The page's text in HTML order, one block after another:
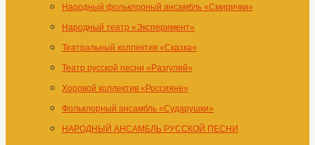
Народный фольклорный ансамбль «Смирички»
Народный театр «Эксперимент»
Театральный коллектив «Сказка»
Театр русской песни «Разгуляй»
Хоровой коллектив «Россияне»
Фольклорный ансамбль «Сударушки»
НАРОДНЫЙ АНСАМБЛЬ РУССКОЙ ПЕСНИ